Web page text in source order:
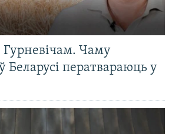
Чаму
Беларусі ператвараюць у